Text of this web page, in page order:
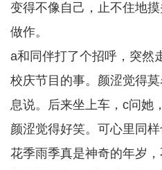
变得不像自己，止不住地
做作。
a和同伴打了个招呼，突然
校庆节目的事。颜涩觉得
息说。后来坐上车，c问她
颜涩觉得好笑。可心里同样
花季雨季真是神奇的年岁，